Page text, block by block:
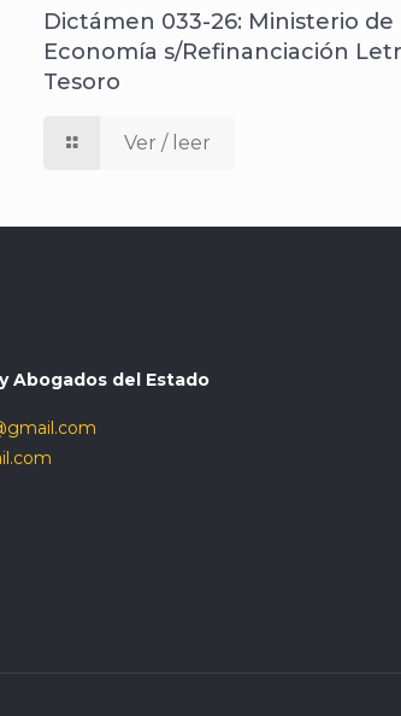
Dictámen 033-26: Ministerio de
Economía s/Refinanciación
Tesoro
Ver / leer
Abogados del Estado